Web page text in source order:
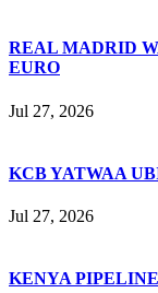
REAL MADRID
EURO
Jul 27, 2026
KCB YATWAA
Jul 27, 2026
KENYA